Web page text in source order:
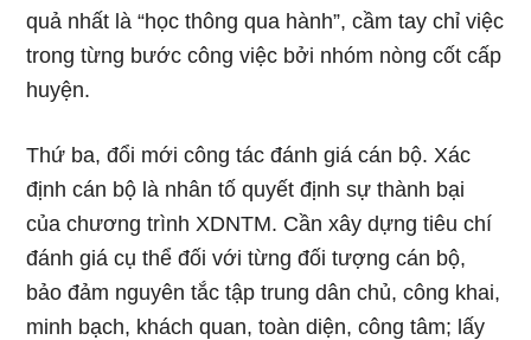
quả nhất là “học thông qua hành”, cầm tay chỉ việc
trong từng bước công việc bởi nhóm nòng cốt cấp
huyện.
Thứ ba, đổi mới công tác đánh giá cán bộ. Xác
định cán bộ là nhân tố quyết định sự thành bại
của chương trình XDNTM. Cần xây dựng tiêu chí
đánh giá cụ thể đối với từng đối tượng cán bộ,
bảo đảm nguyên tắc tập trung dân chủ, công khai,
minh bạch, khách quan, toàn diện, công tâm; lấy